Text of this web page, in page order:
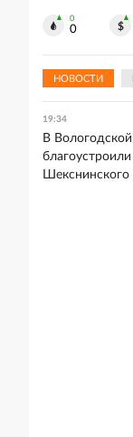
0
0
НОВОСТИ
августа
19:34
В